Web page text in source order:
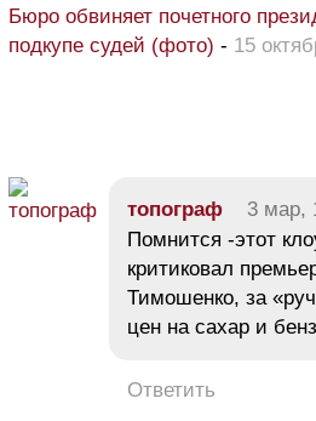
Бюро обвиняет почетного
подкупе судей (фото) - 15
топограф 3 мар,
Помнится -этот
критиковал
Тимошенко, за
цен на сахар и
Ответить